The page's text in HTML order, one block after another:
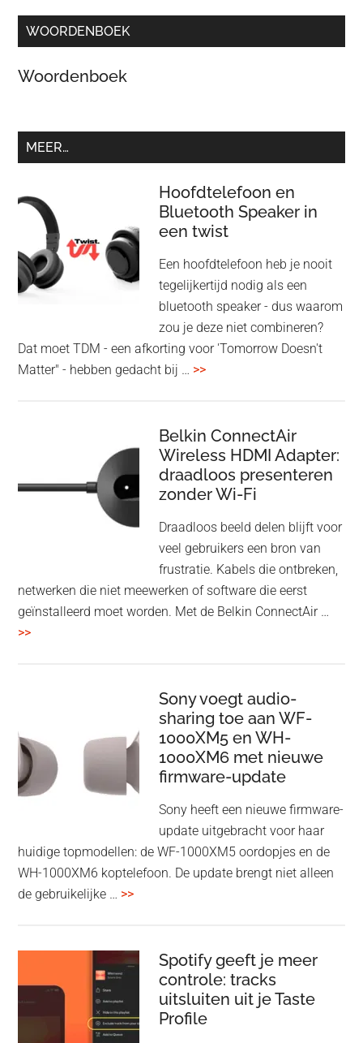
WOORDENBOEK
Woordenboek
MEER…
Hoofdtelefoon en
Bluetooth Speaker in
een twist
Een hoofdtelefoon heb je nooit
tegelijkertijd nodig als een
bluetooth speaker - dus waarom
zou je deze niet combineren?
Dat moet TDM - een afkorting voor 'Tomorrow Doesn't
Matter" - hebben gedacht bij … >>overHoofdtelefoon
Speaker
in
een
twist
Belkin ConnectAir
Wireless HDMI Adapter:
draadloos presenteren
zonder Wi-Fi
Draadloos beeld delen blijft voor
veel gebruikers een bron van
frustratie. Kabels die ontbreken,
netwerken die niet meewerken of software die eerst
geïnstalleerd moet worden. Met de Belkin ConnectAir …
>>overBelkin
draadloos
presenteren
zonder
Wi-
Sony voegt audio-
sharing toe aan WF-
1000XM5 en WH-
1000XM6 met nieuwe
firmware-update
Sony heeft een nieuwe firmware-
update uitgebracht voor haar
huidige topmodellen: de WF-1000XM5 oordopjes en de
WH-1000XM6 koptelefoon. De update brengt niet alleen
de gebruikelijke … >>overSony
sharing
WF-
Spotify geeft je meer
controle: tracks
uitsluiten uit je Taste
Profile